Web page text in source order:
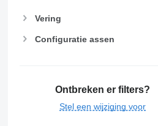
Vering
Configuratie assen
Ontbreken er filters?
Stel een wijziging voor